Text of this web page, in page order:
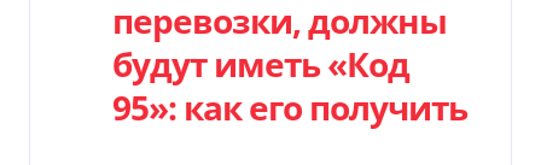
перевозки, должны
будут иметь «Код
95»: как его получить